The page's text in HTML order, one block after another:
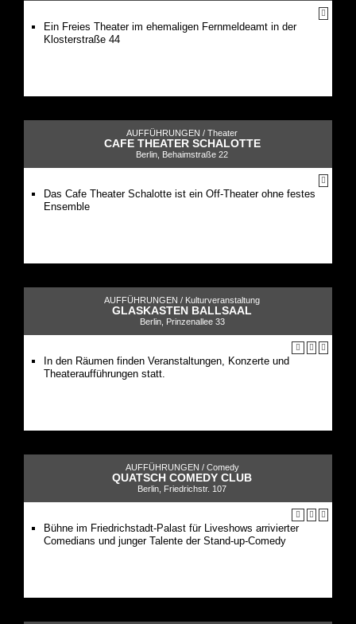
Ein Freies Theater im ehemaligen Fernmeldeamt in der
Klosterstraße 44
AUFFÜHRUNGEN / Theater
CAFE THEATER SCHALOTTE
Berlin, Behaimstraße 22
Das Cafe Theater Schalotte ist ein Off-Theater ohne festes
Ensemble
AUFFÜHRUNGEN / Kulturveranstaltung
GLASKASTEN BALLSAAL
Berlin, Prinzenallee 33
In den Räumen finden Veranstaltungen, Konzerte und
Theateraufführungen statt.
AUFFÜHRUNGEN / Comedy
QUATSCH COMEDY CLUB
Berlin, Friedrichstr. 107
Bühne im Friedrichstadt-Palast für Liveshows arrivierter
Comedians und junger Talente der Stand-up-Comedy